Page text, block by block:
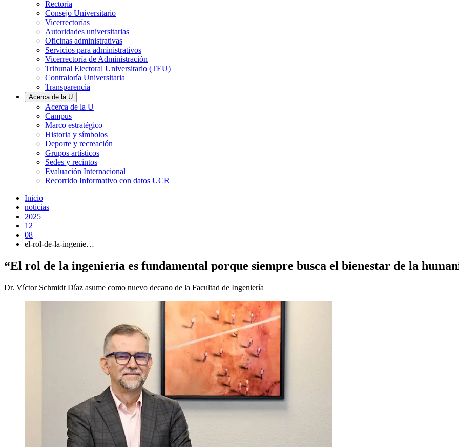
Rectoría
Consejo Universitario
Vicerrectorías
Autoridades universitarias
Oficinas administrativas
Servicios para administrativos
Vicerrectoría de Administración
Tribunal Electoral Universitario (TEU)
Contraloría Universitaria
Transparencia
Acerca de la U
Acerca de la U
Campus
Marco estratégico
Historia y símbolos
Deporte y recreación
Grupos artísticos
Sedes y recintos
Evaluación Internacional
Recorrido Informativo con datos UCR
Inicio
noticias
2025
12
08
el-rol-de-la-ingenie…
“El rol de la ingeniería es fundamental porque siempre busca el bienestar de la
Dr. Víctor Schmidt Díaz asume como nuevo decano de la Facultad de Ingeniería